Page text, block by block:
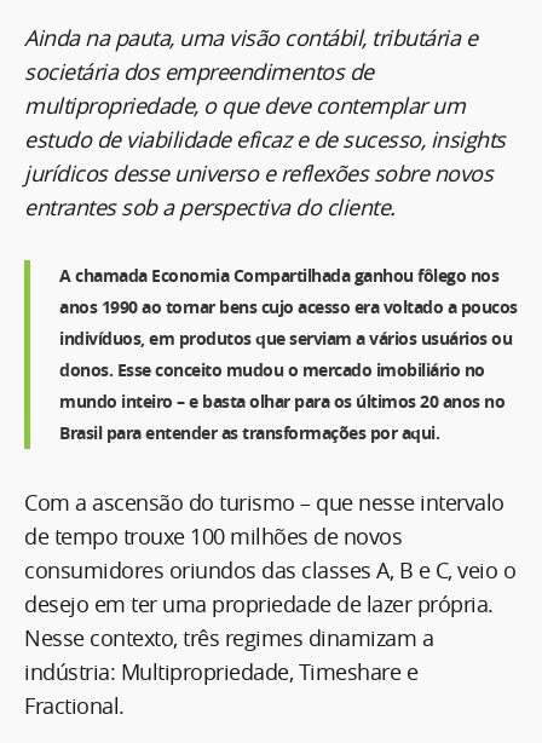
Ainda na pauta, uma visão contábil, tributária e
societária dos empreendimentos de
multipropriedade, o que deve contemplar um
estudo de viabilidade eficaz e de sucesso, insights
jurídicos desse universo e reflexões sobre novos
entrantes sob a perspectiva do cliente.
A chamada Economia Compartilhada ganhou fôlego nos
anos 1990 ao tornar bens cujo acesso era voltado a poucos
indivíduos, em produtos que serviam a vários usuários ou
donos. Esse conceito mudou o mercado imobiliário no
mundo inteiro – e basta olhar para os últimos 20 anos no
Brasil para entender as transformações por aqui.
Com a ascensão do turismo – que nesse intervalo
de tempo trouxe 100 milhões de novos
consumidores oriundos das classes A, B e C, veio o
desejo em ter uma propriedade de lazer própria.
Nesse contexto, três regimes dinamizam a
indústria: Multipropriedade, Timeshare e
Fractional.